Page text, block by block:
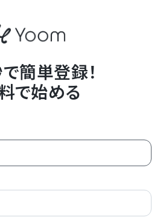
簡単登録！
で始める